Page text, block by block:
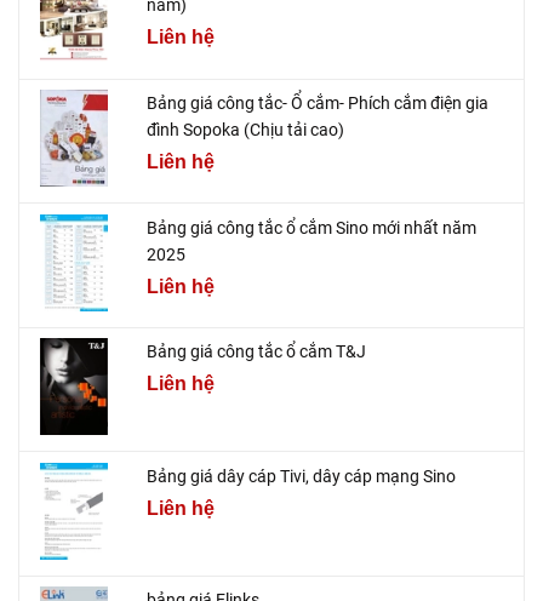
năm)
Liên hệ
Bảng giá công tắc- Ổ cắm- Phích cắm điện gia
đình Sopoka (Chịu tải cao)
Liên hệ
Bảng giá công tắc ổ cắm Sino mới nhất năm
2025
Liên hệ
Bảng giá công tắc ổ cắm T&J
Liên hệ
Bảng giá dây cáp Tivi, dây cáp mạng Sino
Liên hệ